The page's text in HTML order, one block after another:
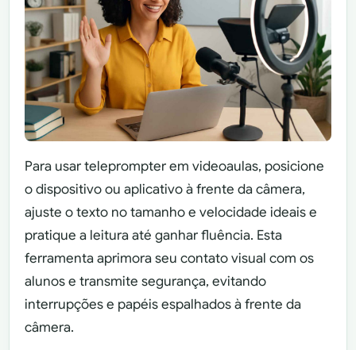
Para usar teleprompter em videoaulas, posicione
o dispositivo ou aplicativo à frente da câmera,
ajuste o texto no tamanho e velocidade ideais e
pratique a leitura até ganhar fluência. Esta
ferramenta aprimora seu contato visual com os
alunos e transmite segurança, evitando
interrupções e papéis espalhados à frente da
câmera.